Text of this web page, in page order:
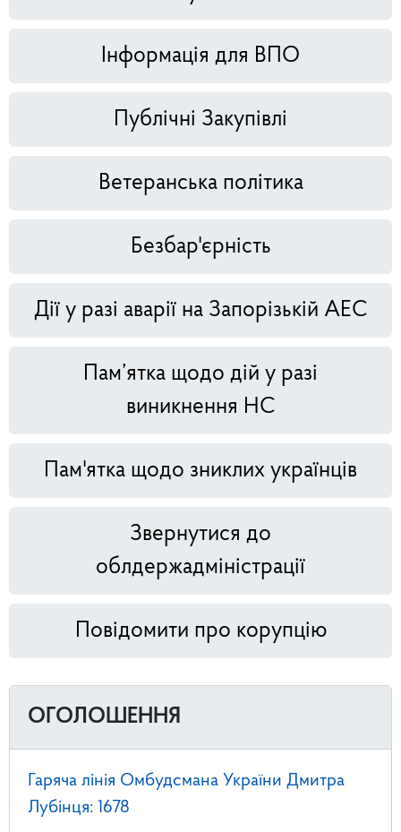
Інформація для ВПО
Публічні Закупівлі
Ветеранська політика
Безбар'єрність
Дії у разі аварії на Запорізькій АЕС
Пам’ятка щодо дій у разі
виникнення НС
Пам'ятка щодо зниклих українців
Звернутися до
облдержадміністрації
Повідомити про корупцію
ОГОЛОШЕННЯ
Гаряча лінія Омбудсмана України Дмитра
Лубінця: 1678